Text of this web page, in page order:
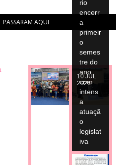
PASSARAM AQUI
Comu
nicado
10 JUL
2026
Câmar
a de
Parau
apeba
s
aprova
diretriz
para
09 JUL